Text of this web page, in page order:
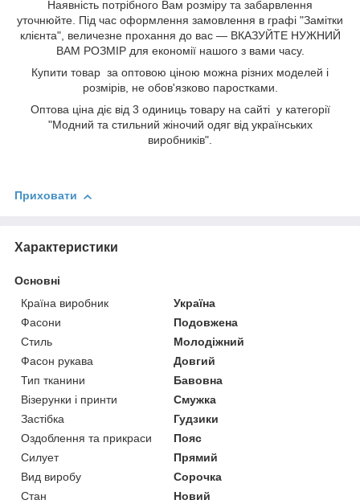
Наявність потрібного Вам розміру та забарвлення
уточнюйте. Під час оформлення замовлення в графі "Замітки
клієнта", величезне прохання до вас — ВКАЗУЙТЕ НУЖНИЙ
ВАМ РОЗМІР для економії нашого з вами часу.
Купити товар за оптовою ціною можна різних моделей і
розмірів, не обов'язково паростками.
Оптова ціна діє від 3 одиниць товару на сайті у категорії
"Модний та стильний жіночий одяг від українських
виробників".
Приховати
Характеристики
Основні
Країна виробник
Україна
Фасони
Подовжена
Стиль
Молодіжний
Фасон рукава
Довгий
Тип тканини
Бавовна
Візерунки і принти
Смужка
Застібка
Гудзики
Оздоблення та прикраси
Пояс
Силует
Прямий
Вид виробу
Сорочка
Стан
Новий